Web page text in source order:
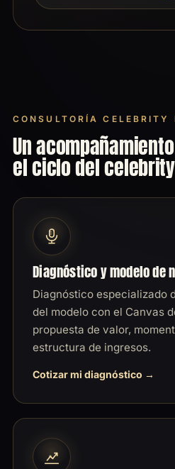
CONSULTORÍA
Un
el ciclo del
Diagnóstico y modelo de
Diagnóstico especializado
del modelo con el Canvas
propuesta de valor,
estructura de ingresos.
Cotizar mi diagnóstico